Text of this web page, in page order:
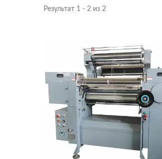
Результат 1 - 2 из 2